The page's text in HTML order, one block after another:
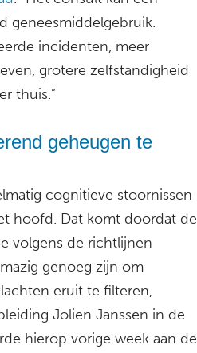
geneesmiddelgebruik.
incidenten, meer
grotere zelfstandigheid
thuis.”
geheugen te
cognitieve stoornissen
hoofd. Dat komt doordat de
volgens de richtlijnen
genoeg zijn om
eruit te filteren,
Jolien Janssen in de
hierop vorige week aan de